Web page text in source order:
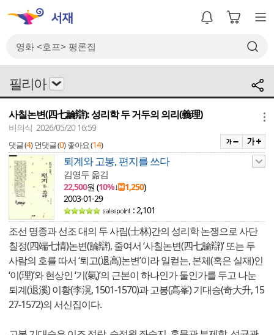
필리아
사칠논변(四七論辯): 성리학 두 거두의 의리(義理)
비의식 2026/05/20 16:59
댓글 (4) 먼댓글 (0) 좋아요 (14)
퇴계와 고봉, 편지를 쓰다
김영두 옮김
22,500원 (10%↓ 1,250)
2003-01-29
: 2,101
조선 명종과 선조 대의 두 사림(士林)간의 성리학 논쟁으로 사단
칠정(四端七情)논변(論辯), 줄여서 ‘사칠논변(四七論辯)’ 또는 두
사람의 호를 따서 ‘퇴고(退高)논변’이라 일컫는, 본체(혹은 실재)인
‘이(理)’와 현상인 ‘기(氣)’의 근본이 하나인가 둘인가를 두고 나눈
퇴계(退溪) 이황(李滉, 1501-1570)과 고봉(高峯) 기대승(奇大升, 15
27-1572)의 서신집이다.